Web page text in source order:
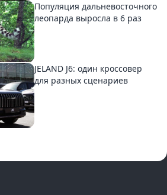
Популяция дальневосточного
леопарда выросла в 6 раз
JELAND J6: один кроссовер
для разных сценариев